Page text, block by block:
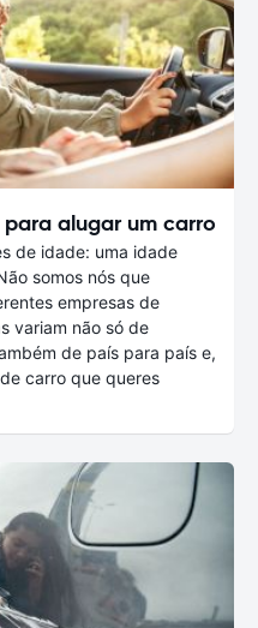
alugar um carro
de idade: uma idade
somos nós que
empresas de
variam não só de
de país para país e,
carro que queres